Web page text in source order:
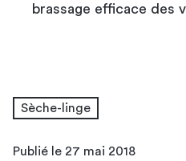
brassage efficace des
Sèche-linge
Publié le 27 mai 2018